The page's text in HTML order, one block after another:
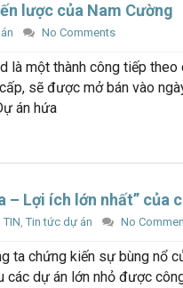
lược của Nam Cường
No Comments
là một thành công tiếp
sẽ được mở bán vào
án hứa
– Lợi ích lớn nhất” của
TIN, Tin tức dự án No
ta chứng kiến sự bùng nổ
các dự án lớn nhỏ được